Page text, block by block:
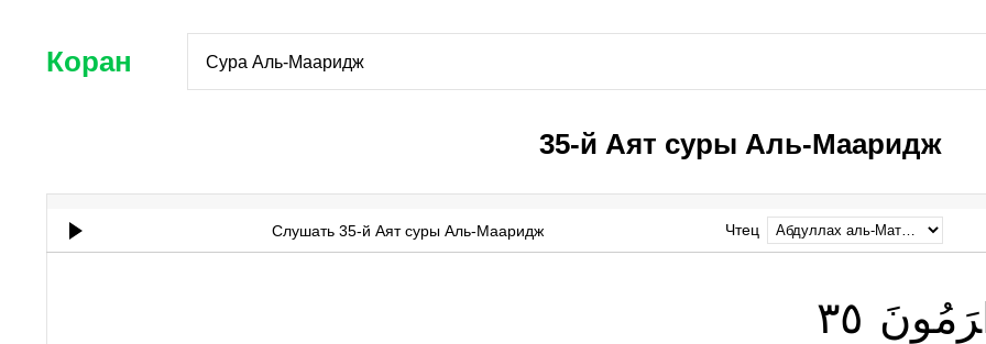
Коран Сура Аль-Мааридж
35-й Аят суры Аль-Мааридж
Слушать 35-й Аят суры Аль-Мааридж Чтец
٣٥